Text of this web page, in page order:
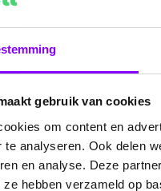
gebruik van cookies
om content en
te analyseren. Ook delen
en analyse. Deze
hebben verzameld op
vertrouwelijke
een bestand, kan
om antwoorden te
je documenten, dus je
je wáár opslaat. En
heeft tot welke
moet op orde zijn.